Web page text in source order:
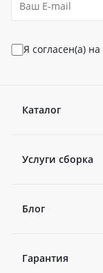
Я согласен(а) на
Каталог
Услуги сборка
Блог
Гарантия